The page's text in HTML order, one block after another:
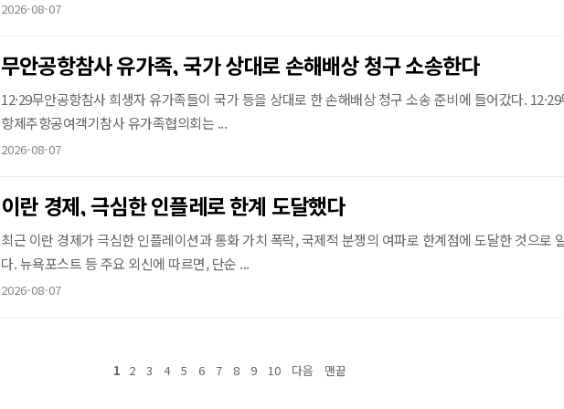
2026-08-07
무안공항참사 유가족, 국가 상대로 손해배상 청구 소송한다
12·29무안공항참사 희생자 유가족들이 국가 등을 상대로 한 손해배상 청구 소송 준비에 들어갔다.
항제주항공여객기참사 유가족협의회는 ...
2026-08-07
이란 경제, 극심한 인플레로 한계 도달했다
최근 이란 경제가 극심한 인플레이션과 통화 가치 폭락, 국제적 분쟁의 여파로 한계점에 도달한 것으로
다. 뉴욕포스트 등 주요 외신에 따르면, 단순 ...
2026-08-07
1 2 3 4 5 6 7 8 9 10 다음 맨끝